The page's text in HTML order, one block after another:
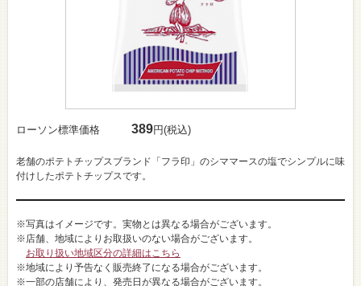
ローソン標準価格 389円(税込)
老舗のポテトチップスブランド「フラ印」のシママースの塩でシンプルに味
付けしたポテトチップスです。
※写真はイメージです。実物とは異なる場合がございます。
※店舗、地域によりお取扱いのない場合がございます。
お取り扱い地域区分の詳細はこちら
※地域により予告なく販売終了になる場合がございます。
※一部の店舗により、発売日が異なる場合がございます。